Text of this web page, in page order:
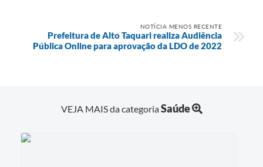
NOTÍCIA MENOS RECENTE
Prefeitura de Alto Taquari realiza Audiência
Pública Online para aprovação da LDO de 2022
VEJA MAIS da categoriaSaúde